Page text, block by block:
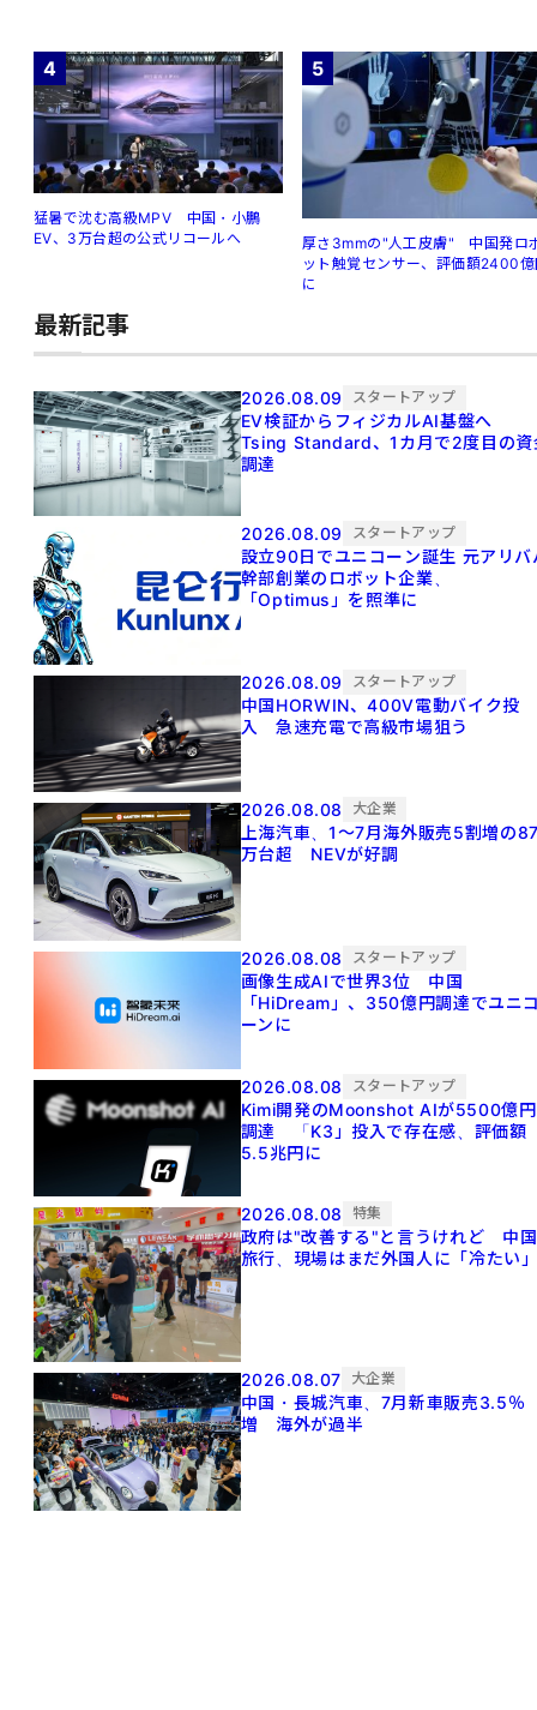
4
猛暑で沈む高級MPV 中国・小鵬
EV、3万台超の公式リコールへ
5
厚さ3mmの"人工皮膚" 中国発ロ
ット触覚センサー、評価額2400
に
最新記事
2026.08.09 スタートアップ
EV検証からフィジカルAI基盤へ
Tsing Standard、1カ月で2度目の資
調達
2026.08.09 スタートアップ
設立90日でユニコーン誕生 元アリババ
幹部創業のロボット企業、
「Optimus」を照準に
2026.08.09 スタートアップ
中国HORWIN、400V電動バイク投
入 急速充電で高級市場狙う
2026.08.08 大企業
上海汽車、1～7月海外販売5割増の
万台超 NEVが好調
2026.08.08 スタートアップ
画像生成AIで世界3位 中国
「HiDream」、350億円調達でユニ
ーンに
2026.08.08 スタートアップ
Kimi開発のMoonshot AIが5500億円
調達 「K3」投入で存在感、評価額
5.5兆円に
2026.08.08 特集
政府は"改善する"と言うけれど 中国
旅行、現場はまだ外国人に「冷たい
2026.08.07 大企業
中国・長城汽車、7月新車販売3.5％
増 海外が過半